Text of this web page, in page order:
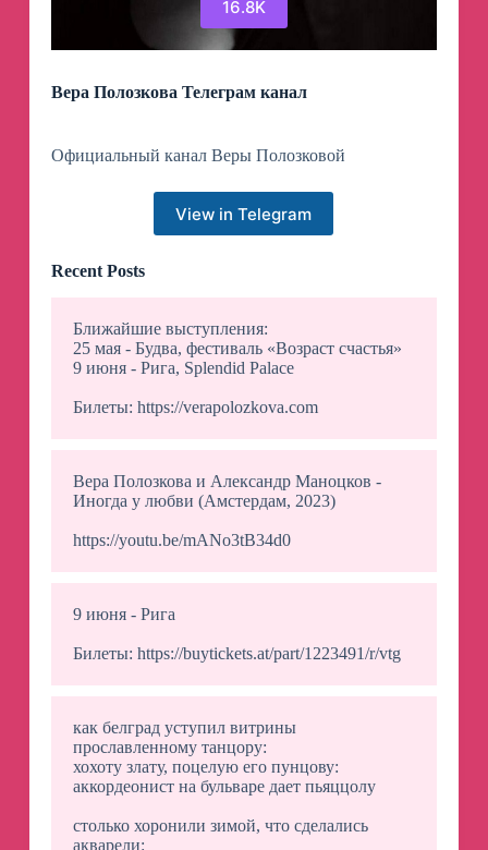
16.8K
Вера Полозкова Телеграм канал
Официальный канал Веры Полозковой
View in Telegram
Recent Posts
Ближайшие выступления:
25 мая - Будва, фестиваль «Возраст счастья»
9 июня - Рига, Splendid Palace
Билеты: https://verapolozkova.com
Вера Полозкова и Александр Маноцков -
Иногда у любви (Амстердам, 2023)
https://youtu.be/mANo3tB34d0
9 июня - Рига
Билеты: https://buytickets.at/part/1223491/r/vtg
как белград уступил витрины
прославленному танцору:
хохоту злату, поцелую его пунцову:
аккордеонист на бульваре дает пьяццолу
столько хоронили зимой, что сделались
акварели: